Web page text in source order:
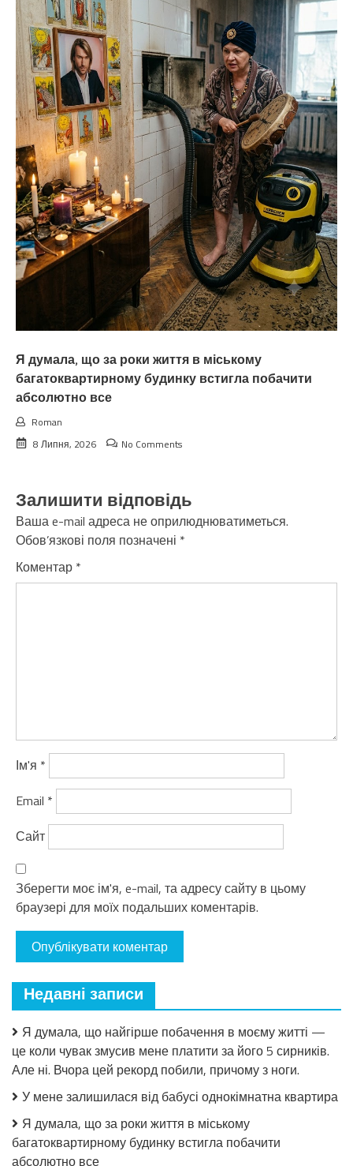
Я думала, що за роки життя в міському
багатоквартирному будинку встигла побачити
абсолютно все
Roman
8 Липня, 2026
No Comments
Залишити відповідь
Ваша e-mail адреса не оприлюднюватиметься.
Обов’язкові поля позначені *
Коментар *
Ім'я *
Email *
Сайт
Зберегти моє ім'я, e-mail, та адресу сайту в цьому
браузері для моїх подальших коментарів.
Недавні записи
Я думала, що найгірше побачення в моєму житті —
це коли чувак змусив мене платити за його 5 сирників.
Але ні. Вчора цей рекорд побили, причому з ноги.
У мене залишилася від бабусі однокімнатна квартира
Я думала, що за роки життя в міському
багатоквартирному будинку встигла побачити
абсолютно все